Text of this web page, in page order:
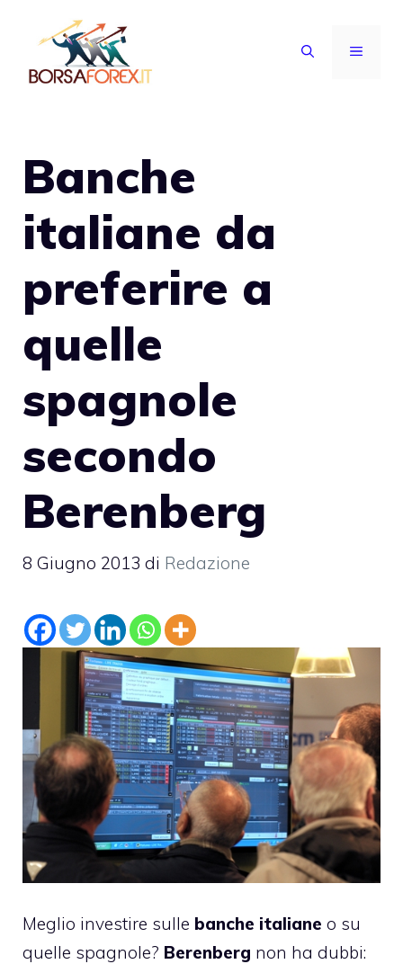
contenuto
MENU
Banche
italiane da
preferire a
quelle
spagnole
secondo
Berenberg
8 Giugno 2013 di Redazione
Meglio investire sulle banche italiane o su
quelle spagnole? Berenberg non ha dubbi: